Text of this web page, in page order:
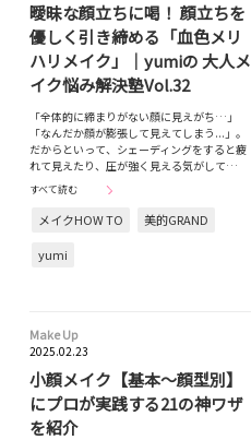
曖昧な顔立ちに喝！ 顔立ちを
優しく引き締める「血色メリ
ハリメイク」｜yumiの 大人メ
イク悩み解決塾Vol.32
「全体的に締まりがない顔に見えがち…」
「なんだか顔が膨張して見えてしまう...」。
だからといって、シェーディングをすると疲
れて見えたり、圧が強く見える気がして…
すべて読む
メイクHOW TO
美的GRAND
yumi
Make Up
2025.02.23
小顔メイク【基本〜顔型別】
にプロが実践する21の神ワザ
を紹介